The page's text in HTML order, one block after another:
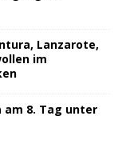
Lanzarote,
im
am 8. Tag unter